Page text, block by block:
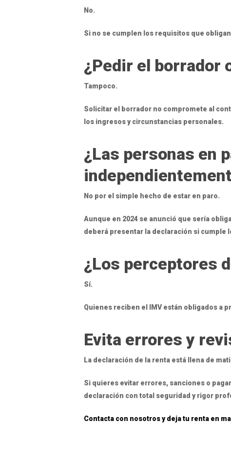
No.
Si no se cumplen los requisitos que
¿Pedir el borrador
Tampoco.
Solicitar el borrador no compromete al
los ingresos y circunstancias personales.
¿Las personas en
No por el simple hecho de estar en paro.
Aunque en 2024 se anunció que sería
deberá presentar la declaración si
¿Los perceptores
Sí.
Quienes reciben el IMV están obligados a
Evita errores y
La declaración de la renta está llena de
Si quieres evitar errores, sanciones o
declaración con total seguridad y rigor
Contacta con nosotros y deja tu renta en